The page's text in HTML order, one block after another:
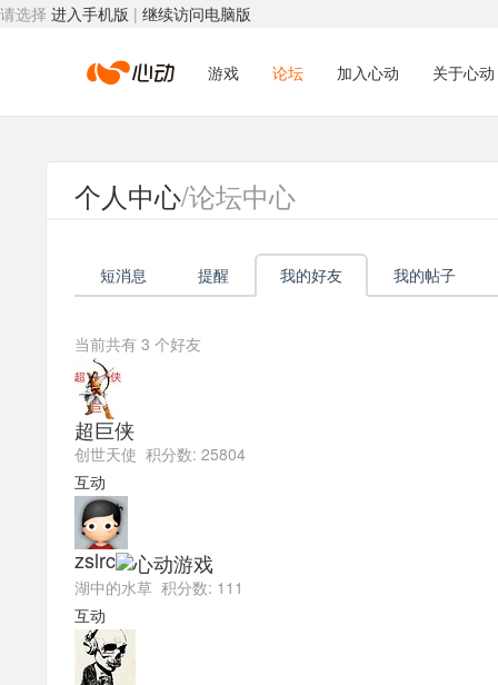
请选择 进入手机版 | 继续访问电脑版
心
动
络
游戏 论坛 加入心动 关于心动
个人中心/论坛中心
短消息 提醒 我的好友 我的帖子
当前共有 3 个好友
超巨侠
创世天使 积分数: 25804
互动
zslrc
湖中的水草 积分数: 111
互动